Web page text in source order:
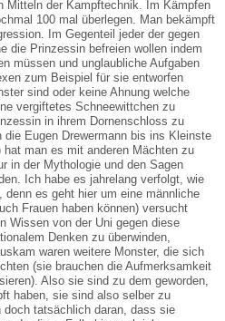
Mitteln der Kampftechnik. Im Kämpfen
100 mal überlegen. Man bekämpft
Im Gegenteil jeder der gegen
die Prinzessin befreien wollen indem
müssen und unglaubliche Aufgaben
zum Beispiel für sie entworfen
sind oder keine Ahnung welche
vergiftetes Schneewittchen zu
in ihrem Dornenschloss zu
Eugen Drewermann bis ins Kleinste
man es mit anderen Mächten zu
in der Mythologie und den Sagen
Ich habe es jahrelang verfolgt, wie
es geht hier um eine männliche
Frauen haben können) versucht
Wissen von der Uni gegen diese
Denken zu überwinden,
waren weitere Monster, die sich
(sie brauchen die Aufmerksamkeit
Also sie sind zu dem geworden,
haben, sie sind also selber zu
doch tatsächlich daran, dass sie